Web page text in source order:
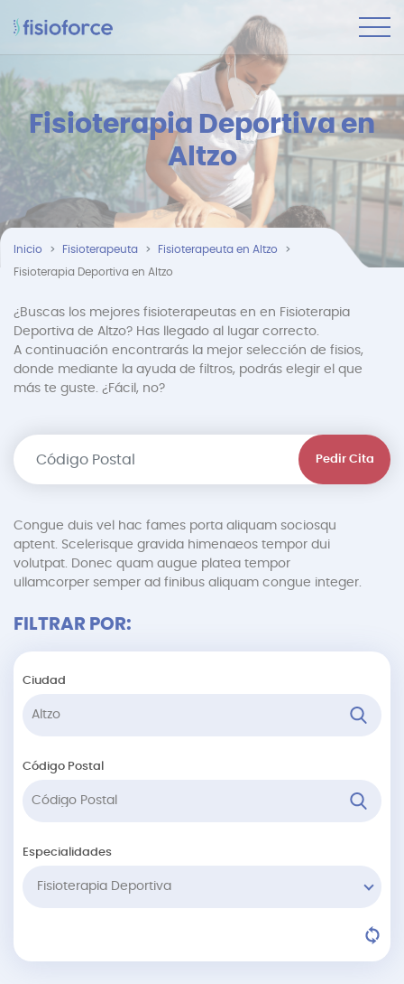
Fisioterapia Deportiva en
Altzo
Inicio Fisioterapeuta Fisioterapeuta en Altzo
Fisioterapia Deportiva en Altzo
¿Buscas los mejores fisioterapeutas en en Fisioterapia
Deportiva de Altzo? Has llegado al lugar correcto.
A continuación encontrarás la mejor selección de fisios,
donde mediante la ayuda de filtros, podrás elegir el que
más te guste. ¿Fácil, no?
Pedir Cita
Congue duis vel hac fames porta aliquam sociosqu
aptent. Scelerisque gravida himenaeos tempor dui
volutpat. Donec quam augue platea tempor
ullamcorper semper ad finibus aliquam congue integer.
FILTRAR POR:
Ciudad
Código Postal
Especialidades
Fisioterapia Deportiva